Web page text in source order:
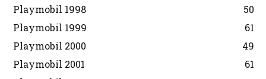
Playmobil 1998
50
Playmobil 1999
61
Playmobil 2000
49
Playmobil 2001
61